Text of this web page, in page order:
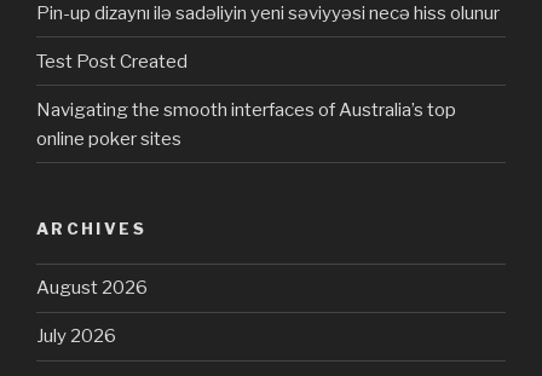
Pin-up dizaynı ilə sadəliyin yeni səviyyəsi necə hiss olunur
Test Post Created
Navigating the smooth interfaces of Australia’s top
online poker sites
ARCHIVES
August 2026
July 2026